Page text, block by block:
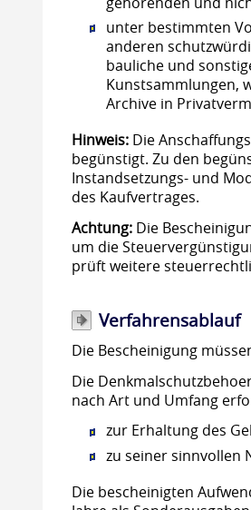
unter bestimmten
anderen
bauliche und
Kunstsammlungen,
Archive in
Hinweis: Die
begünstigt. Zu den
Instandsetzungs- und
des Kaufvertrages.
Achtung: Die
um die
prüft weitere
Verfahrensablauf
Die Bescheinigung
Die
nach Art und Umfang
zur Erhaltung des
zu seiner sinnvollen
Die bescheinigten